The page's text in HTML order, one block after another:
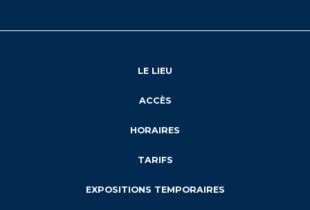
LE LIEU
ACCÈS
HORAIRES
TARIFS
EXPOSITIONS TEMPORAIRES